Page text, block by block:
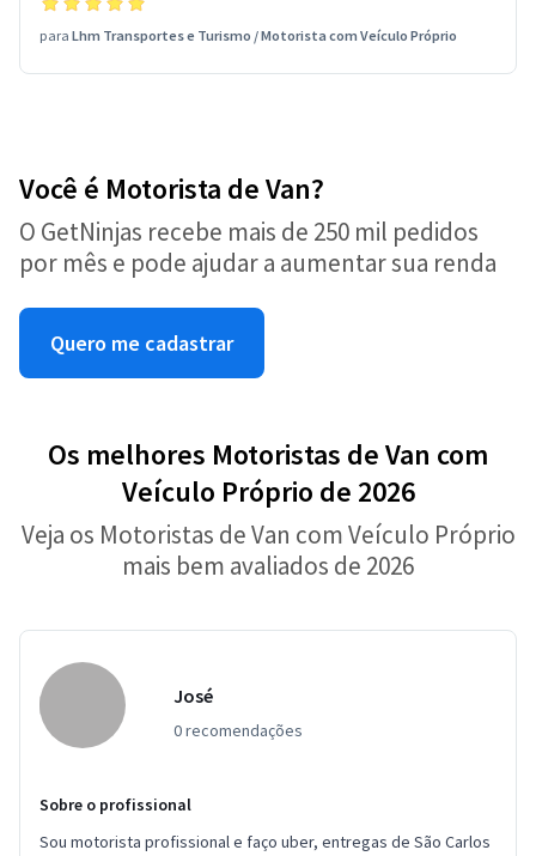
para Lhm Transportes e Turismo /Motorista com Veículo Próprio
Você é Motorista de Van?
O GetNinjas recebe mais de 250 mil pedidos
por mês e pode ajudar a aumentar sua renda
Quero me cadastrar
Os melhores Motoristas de Van com
Veículo Próprio de 2026
Veja os Motoristas de Van com Veículo Próprio
mais bem avaliados de 2026
José
0 recomendações
Sobre o profissional
Sou motorista profissional e faço uber, entregas de São Carlos